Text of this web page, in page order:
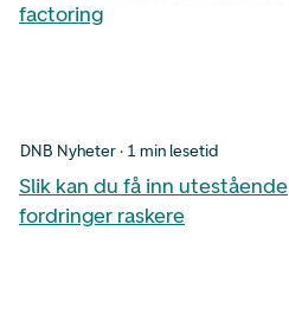
factoring
DNB Nyheter · 1 min lesetid
Slik kan du få inn utestående
fordringer raskere